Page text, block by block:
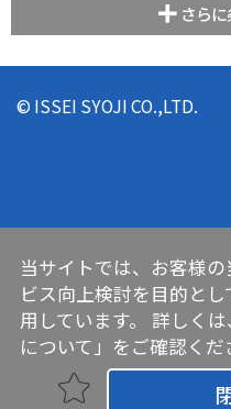
さら
© ISSEI SYOJI CO.,LTD.
当サイトでは、お客様
ビス向上検討を目的と
用しています。 詳しく
について」 をご確認くだ